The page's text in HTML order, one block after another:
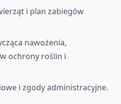
i plan zabiegów
nawożenia,
ochrony roślin i
i zgody administracyjne.